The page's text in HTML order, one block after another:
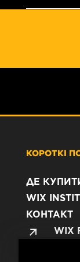
КОРОТКІ
ДЕ
WIX
КОНТАКТ
WIX